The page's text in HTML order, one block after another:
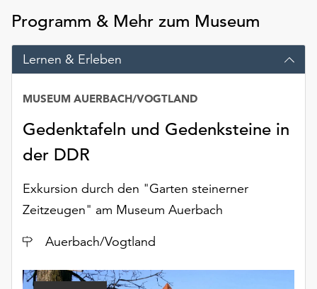
der
Seite
die
Schaltfläche
„Cookie-
Einstellungen“
Verfügung.
Cookies
auch
ohne
Einverständnis
ausgeführt.
Programm & Mehr zum Museum
Lernen & Erleben
Gedenktafeln und Gedenksteine in
der DDR
MUSEUM AUERBACH/VOGTLAND
Exkursion durch den "Garten steinerner
Zeitzeugen" am Museum Auerbach
Ort
Auerbach/Vogtland